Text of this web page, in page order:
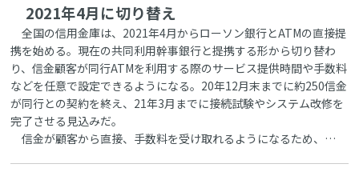
2021年4月に切り替え
全国の信用金庫は、2021年4月からローソン銀行とATMの直接提
携を始める。現在の共同利用幹事銀行と提携する形から切り替わ
り、信金顧客が同行ATMを利用する際のサービス提供時間や手数料
などを任意で設定できるようになる。20年12月末までに約250信金
が同行との契約を終え、21年3月までに接続試験やシステム改修を
完了させる見込みだ。
信金が顧客から直接、手数料を受け取れるようになるため、…